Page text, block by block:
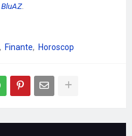
BluAZ
Finante Horoscop